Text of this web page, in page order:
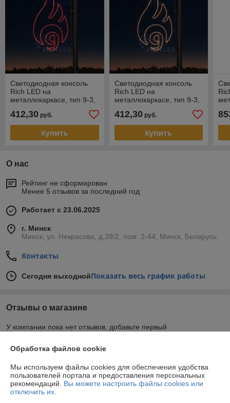
Светодиодная консоль
Rich LED на
металлокаркасе, тип 9-3,
412,30 руб.
Купить
Светодиодная консоль
Rich LED на
металлокаркасе, тип 9-3,
412,30руб.
Купить
О нас
Рейтинг не сформирован
Менее 5 отзывов за последний год
Работает с 23.06.2025
г. Минск
Минск, ул. Некрасова, д.39/2, пом. 2-44, Минск, Беларусь
Контакты
Сегодня выходнойПоказать весь график работы
Отзывы о магазине
У компании пока нет отзывов, добавьте первый
Контакты
Обработка файлов cookie
Мы используем файлы cookies для обеспечения удобства
пользователей портала и предоставления персональных
рекомендаций. Вы можете настроить файлы cookies или
отключить их.